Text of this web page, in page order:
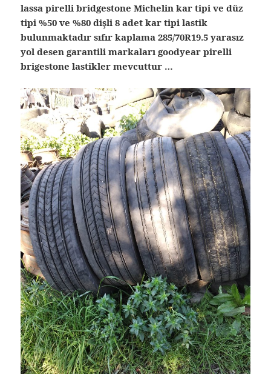
lassa pirelli bridgestone Michelin kar tipi ve düz
tipi %50 ve %80 dişli 8 adet kar tipi lastik
bulunmaktadır sıfır kaplama 285/70R19.5 yarasız
yol desen garantili markaları goodyear pirelli
brigestone lastikler mevcuttur …